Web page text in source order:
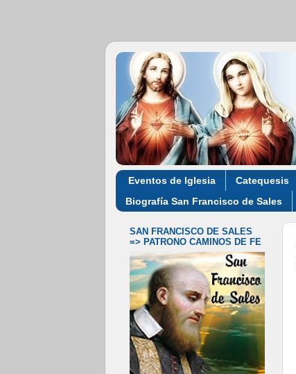
Eventos de Iglesia Catequesis
Biografía San Francisco de Sales
SAN FRANCISCO DE SALES
=> PATRONO CAMINOS DE FE